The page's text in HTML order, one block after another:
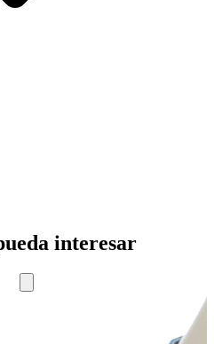
interesar